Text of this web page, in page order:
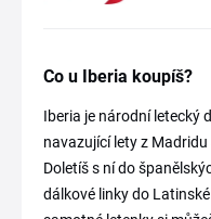
Co u Iberia koupíš?
Iberia je národní letecký
navazující lety z
Doletíš s ní do
dálkové linky do